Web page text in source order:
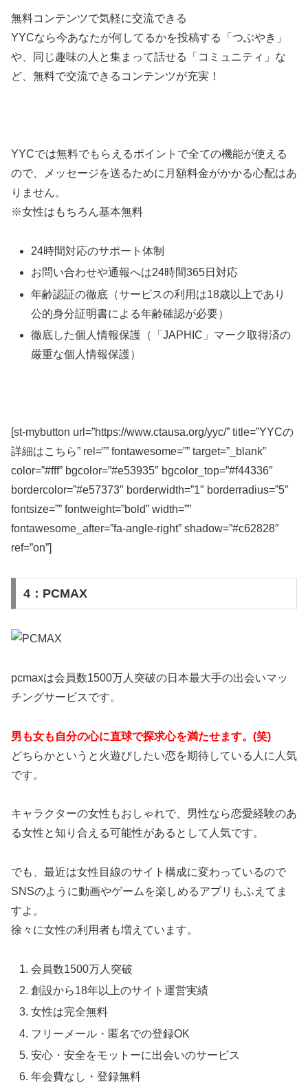
無料コンテンツで気軽に交流できる
YYCなら今あなたが何してるかを投稿する「つぶやき」
や、同じ趣味の人と集まって話せる「コミュニティ」な
ど、無料で交流できるコンテンツが充実！
YYCでは無料でもらえるポイントで全ての機能が使える
ので、メッセージを送るために月額料金がかかる心配はあ
りません。
※女性はもちろん基本無料
24時間対応のサポート体制
お問い合わせや通報へは24時間365日対応
年齢認証の徹底（サービスの利用は18歳以上であり
公的身分証明書による年齢確認が必要）
徹底した個人情報保護（「JAPHIC」マーク取得済の
厳重な個人情報保護）
[st-mybutton url=”https://www.ctausa.org/yyc/” title=”YYCの
詳細はこちら” rel=”” fontawesome=”” target=”_blank”
color=”#fff” bgcolor=”#e53935″ bgcolor_top=”#f44336″
bordercolor=”#e57373″ borderwidth=”1″ borderradius=”5″
fontsize=”” fontweight=”bold” width=””
fontawesome_after=”fa-angle-right” shadow=”#c62828″
ref=”on”]
4：PCMAX
pcmaxは会員数1500万人突破の日本最大手の出会いマッ
チングサービスです。
男も女も自分の心に直球で探求心を満たせます。(笑)
どちらかというと火遊びしたい恋を期待している人に人気
です。
キャラクターの女性もおしゃれで、男性なら恋愛経験のあ
る女性と知り合える可能性があるとして人気です。
でも、最近は女性目線のサイト構成に変わっているので
SNSのように動画やゲームを楽しめるアプリもふえてま
すよ。
徐々に女性の利用者も増えています。
会員数1500万人突破
創設から18年以上のサイト運営実績
女性は完全無料
フリーメール・匿名での登録OK
安心・安全をモットーに出会いのサービス
年会費なし・登録無料